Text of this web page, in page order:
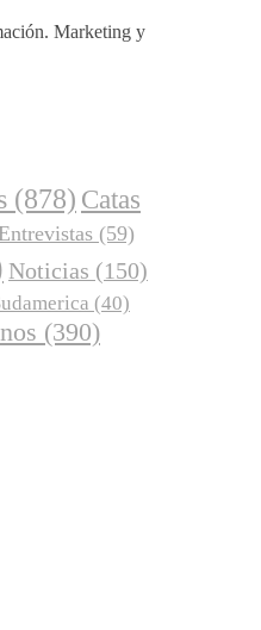
Marketing y
(878) Catas
Entrevistas (59)
Noticias (150)
(40)
(390)